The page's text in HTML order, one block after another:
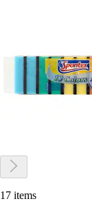
17 items